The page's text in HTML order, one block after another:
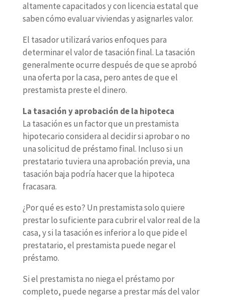
altamente capacitados y con licencia estatal que
saben cómo evaluar viviendas y asignarles valor.
El tasador utilizará varios enfoques para
determinar el valor de tasación final. La tasación
generalmente ocurre después de que se aprobó
una oferta por la casa, pero antes de que el
prestamista preste el dinero.
La tasación y aprobación de la hipoteca
La tasación es un factor que un prestamista
hipotecario considera al decidir si aprobar o no
una solicitud de préstamo final. Incluso si un
prestatario tuviera una aprobación previa, una
tasación baja podría hacer que la hipoteca
fracasara.
¿Por qué es esto? Un prestamista solo quiere
prestar lo suficiente para cubrir el valor real de la
casa, y si la tasación es inferior a lo que pide el
prestatario, el prestamista puede negar el
préstamo.
Si el prestamista no niega el préstamo por
completo, puede negarse a prestar más del valor